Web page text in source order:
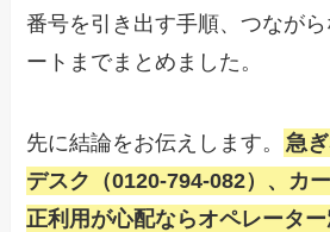
番号を引き出す手順、つなが
ートまでまとめました。
先に結論をお伝えします。 急
デスク（0120-794-082）、カ
正利用が心配ならオペレータ